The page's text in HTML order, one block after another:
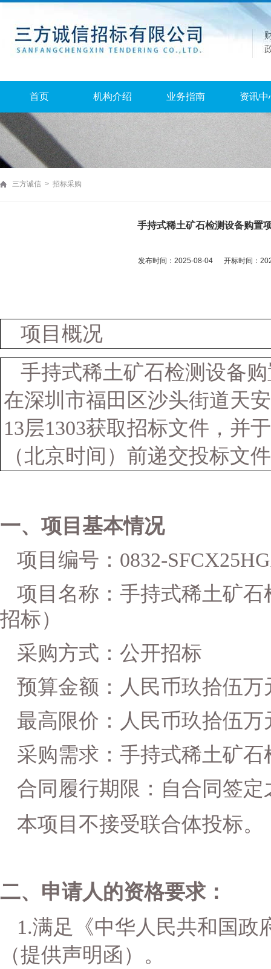
首页 机构介绍 业务指南 资讯中
三方诚信 > 招标采购
手持式稀土矿石检测设备购置
发布时间：2025-08-04 开标时间：
项目概况
手持式稀土矿石检测设备
在深圳市福田区沙头街道天
13层1303获取招标文件，并于
（北京时间）前递交投标文
一、项目基本情况
项目编号： 0832-
项目名称 ： 手持式稀土矿
招标）
采购方式：公开招标
预算金额：人民币玖拾伍万
最高限价：人民币玖拾伍万
采购需求： 手持式稀土矿石
合同履行期限： 自合同签定
本项目不接受联合体投标。
二、申请人的资格要求：
1.满足《中华人 民共和国政
（提供声明函）。